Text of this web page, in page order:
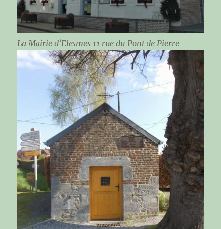
La Mairie d’Elesmes 11 rue du Pont de Pierre